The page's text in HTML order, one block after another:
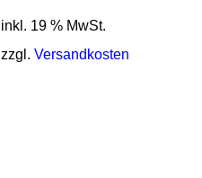
inkl. 19 % MwSt.
zzgl. Versandkosten